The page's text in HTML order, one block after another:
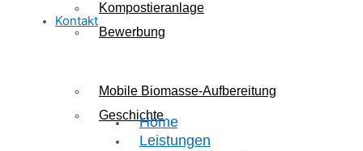
Kompostieranlage
Mobile Biomasse-Aufbereitung
Bewerbung
Geschichte
Kontakt
Home
Leistungen